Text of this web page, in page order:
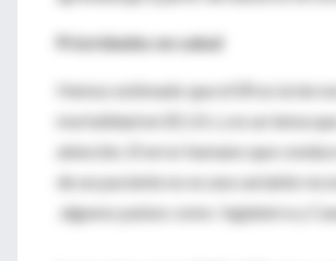
Prioridades en salud
Hemos estimado que el ER es la
mortalidad en EE.UU. y es un tema
atención. El error humano que
de un paciente no es una variable
algunos países como Inglaterra y